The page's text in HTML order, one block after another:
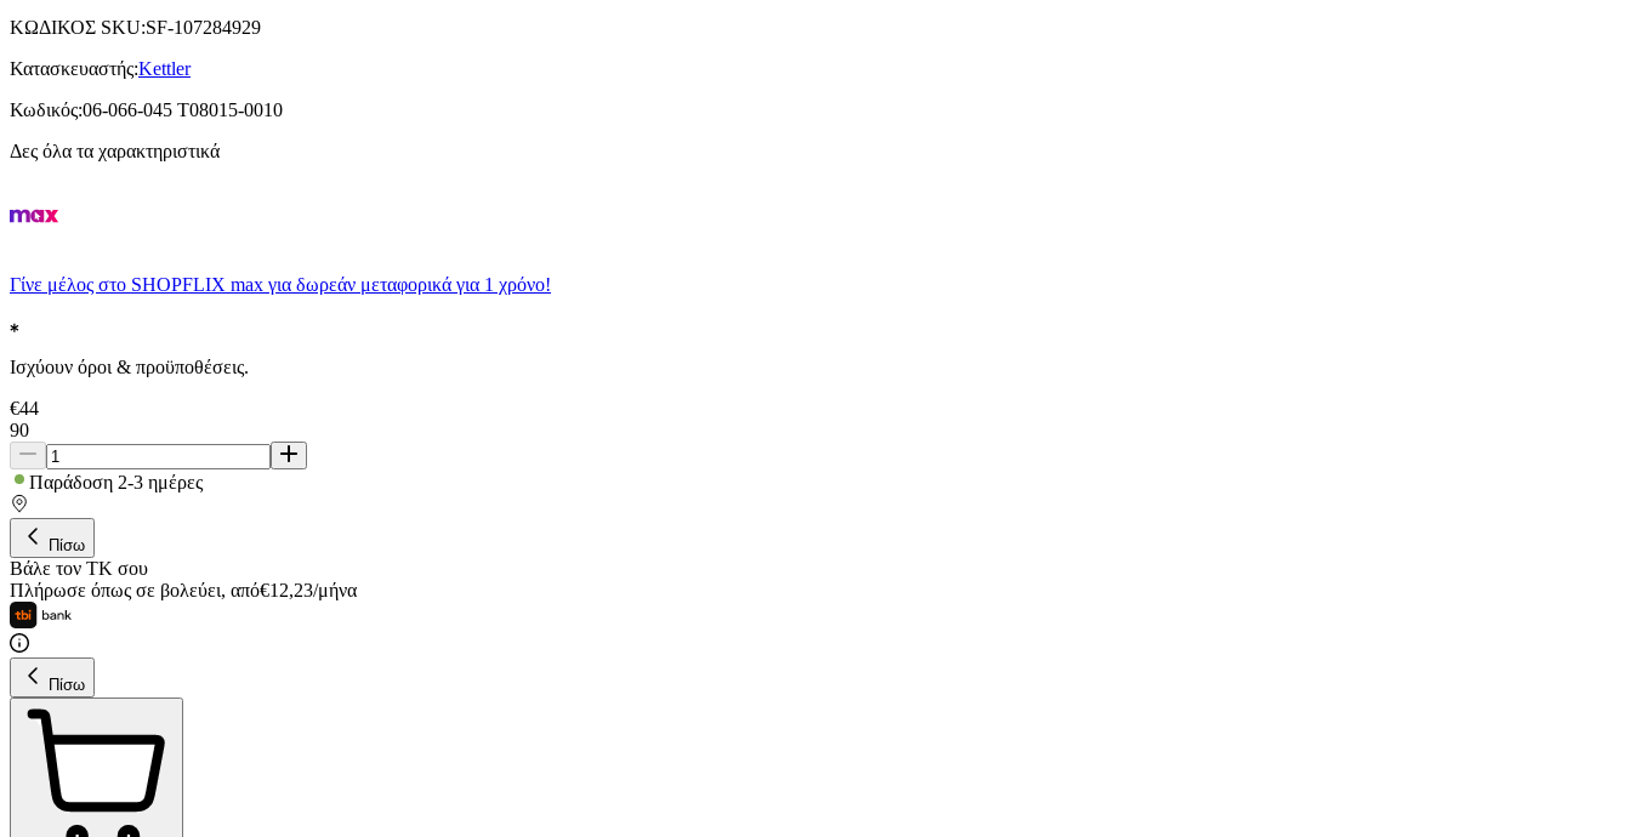
ΚΩΔΙΚΟΣ SKU:SF-107284929
Κατασκευαστής:Kettler
Κωδικός:06-066-045 T08015-0010
Δες όλα τα χαρακτηριστικά
Γίνε μέλος στο SHOPFLIX max για δωρεάν μεταφορικά για 1 χρόνο!
Ισχύουν όροι & προϋποθέσεις.
€44
90
Παράδοση 2-3 ημέρες
Πίσω
Βάλε τον ΤΚ σου
Πλήρωσε όπως σε βολεύει, από€12,23/μήνα
Πίσω